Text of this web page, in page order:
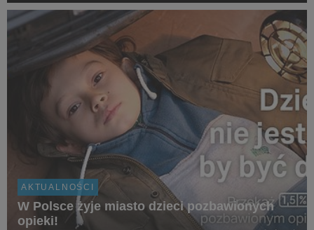
potrzebują pomocy. Stowarzy...
AKTUALNOŚCI
W Polsce żyje miasto dzieci pozbawionych
opieki!